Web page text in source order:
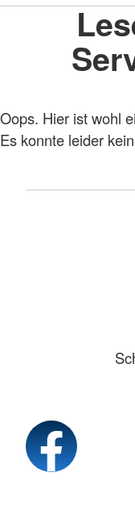
Oops. Hier ist wohl
Es konnte leider